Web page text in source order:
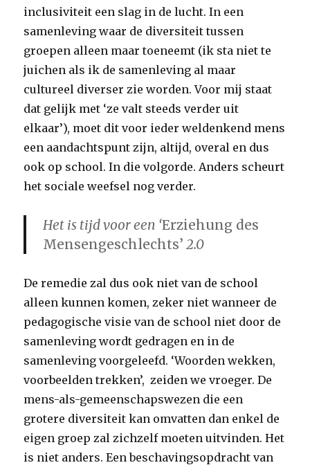
inclusiviteit een slag in de lucht. In een
samenleving waar de diversiteit tussen
groepen alleen maar toeneemt (ik sta niet te
juichen als ik de samenleving al maar
cultureel diverser zie worden. Voor mij staat
dat gelijk met ‘ze valt steeds verder uit
elkaar’), moet dit voor ieder weldenkend mens
een aandachtspunt zijn, altijd, overal en dus
ook op school. In die volgorde. Anders scheurt
het sociale weefsel nog verder.
Het is tijd voor een ‘Erziehung des
Mensengeschlechts’ 2.0
De remedie zal dus ook niet van de school
alleen kunnen komen, zeker niet wanneer de
pedagogische visie van de school niet door de
samenleving wordt gedragen en in de
samenleving voorgeleefd. ‘Woorden wekken,
voorbeelden trekken’, zeiden we vroeger. De
mens-als-gemeenschapswezen die een
grotere diversiteit kan omvatten dan enkel de
eigen groep zal zichzelf moeten uitvinden. Het
is niet anders. Een beschavingsopdracht van